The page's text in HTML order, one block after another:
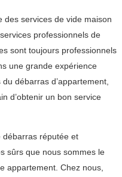
des services de vide maison
professionnels de
sont toujours professionnels
une grande expérience
débarras d’appartement,
d’obtenir un bon service
débarras réputée et
sûrs que nous sommes le
appartement. Chez nous,